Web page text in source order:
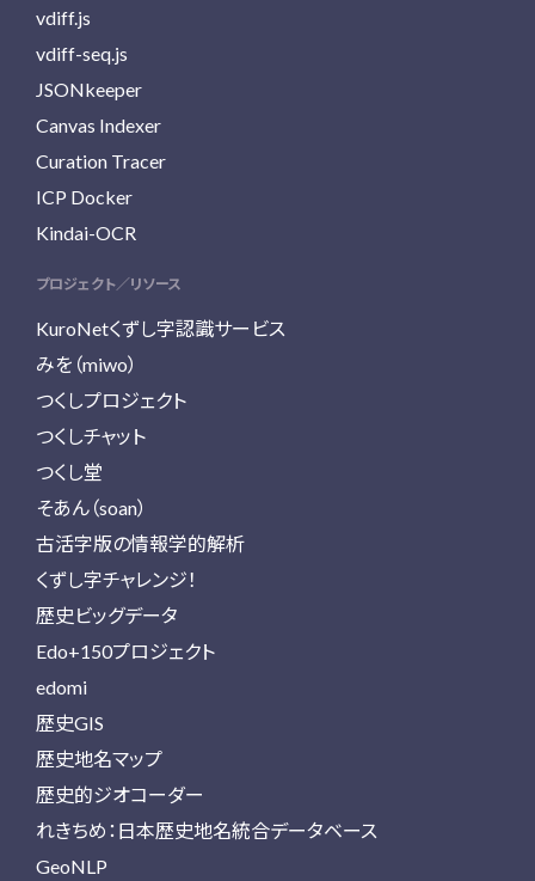
vdiff.js
vdiff-seq.js
JSONkeeper
Canvas Indexer
Curation Tracer
ICP Docker
Kindai-OCR
プロジェクト／リソース
KuroNetくずし字認識サービス
みを（miwo）
つくしプロジェクト
つくしチャット
つくし堂
そあん（soan）
古活字版の情報学的解析
くずし字チャレンジ！
歴史ビッグデータ
Edo+150プロジェクト
edomi
歴史GIS
歴史地名マップ
歴史的ジオコーダー
れきちめ：日本歴史地名統合データベース
GeoNLP